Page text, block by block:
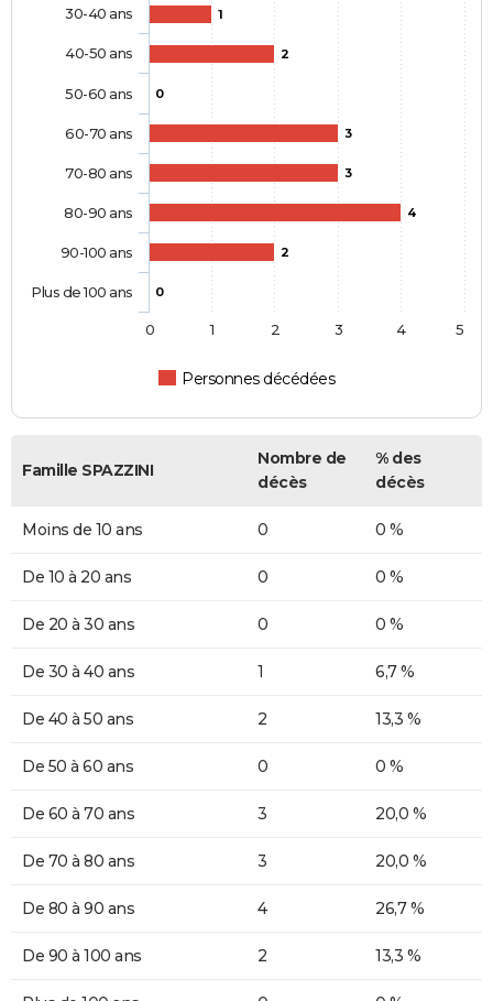
1
2
0
3
3
4
2
0
Personnes décédées
30-40 ans
40-50 ans
50-60 ans
60-70 ans
70-80 ans
80-90 ans
90-100 ans
Plus de 100 ans
0 1 2 3 4 5
Famille SPAZZINI
Nombre de
décès
% des
décès
Moins de 10 ans 0 0 %
De 10 à 20 ans 0 0 %
De 20 à 30 ans 0 0 %
De 30 à 40 ans 1 6,7 %
De 40 à 50 ans 2 13,3 %
De 50 à 60 ans 0 0 %
De 60 à 70 ans 3 20,0 %
De 70 à 80 ans 3 20,0 %
De 80 à 90 ans 4 26,7 %
De 90 à 100 ans 2 13,3 %